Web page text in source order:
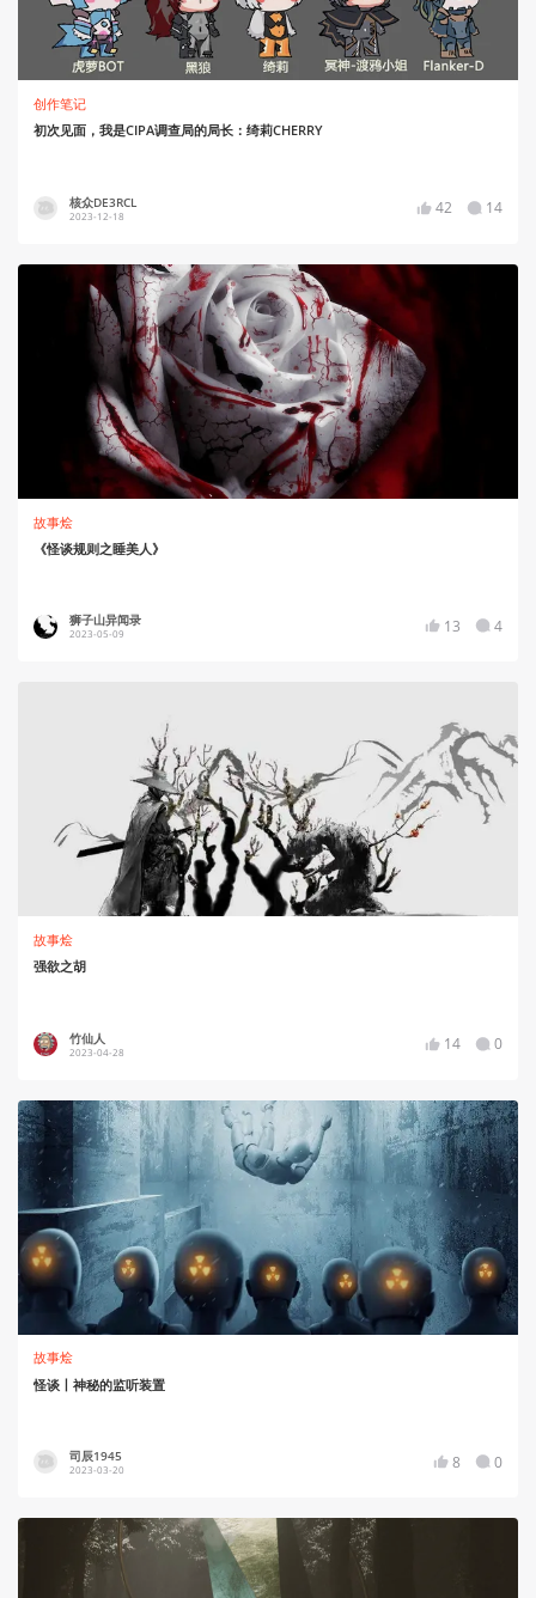
创作笔记
初次见面，我是CIPA调查局的局长：绮莉CHERRY
核众DE3RCL
2023-12-18 42 14
故事烩
《怪谈规则之睡美人》
狮子山异闻录
2023-05-09 13 4
故事烩
强欲之胡
竹仙人
2023-04-28 14 0
故事烩
怪谈丨神秘的监听装置
司辰1945
2023-03-20 8 0